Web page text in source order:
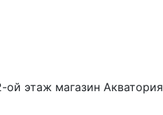
этаж магазин Акватория